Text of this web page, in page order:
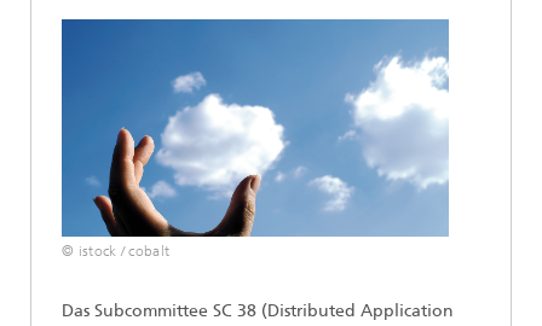
© istock / cobalt
Das Subcommittee SC 38 (Distributed Application